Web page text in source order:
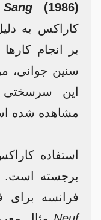
(1986) (کاراکس):
کاراکس به
بر انجام
سنین جوانی،
این سرسختی
مشاهده شده
استفاده
برجسته است.
فرانسه برای